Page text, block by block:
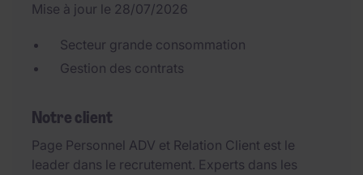
Mise à jour le 28/07/2026
Secteur grande consommation
Gestion des contrats
Notre client
Page Personnel ADV et Relation Client est le
leader dans le recrutement. Experts dans les